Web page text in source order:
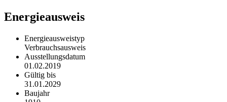
Energieausweis
Energieausweistyp
Verbrauchs­ausweis
Ausstellungsdatum
01.02.2019
Gültig bis
31.01.2029
Baujahr